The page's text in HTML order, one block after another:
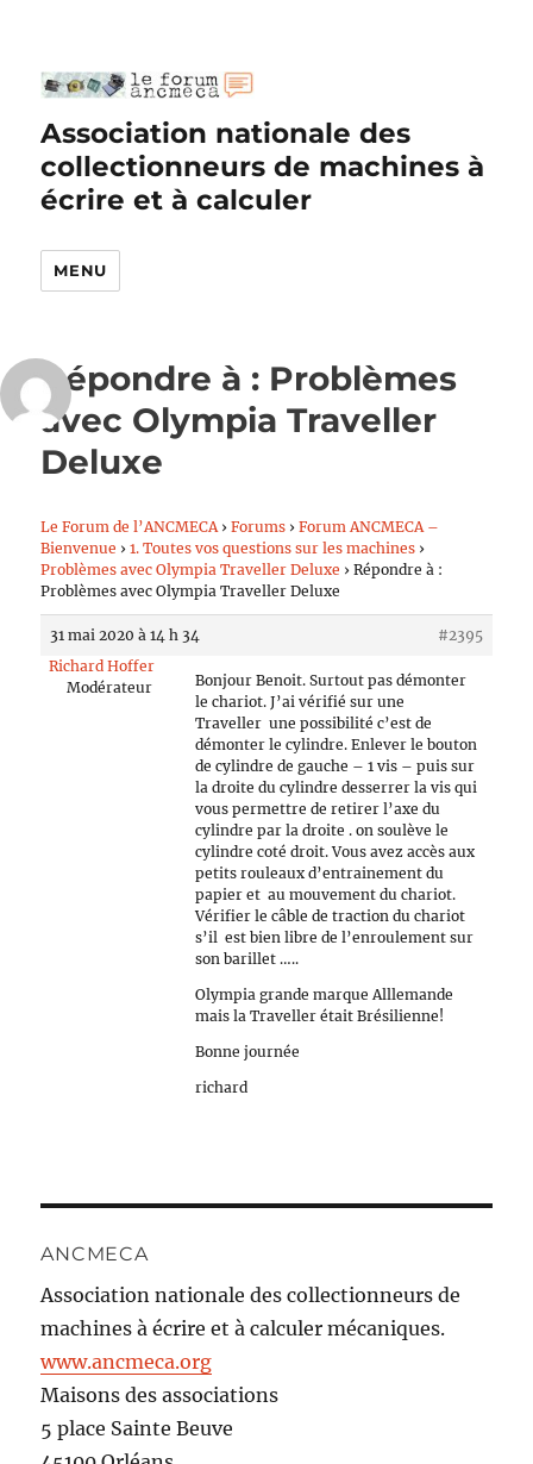
Association nationale des
collectionneurs de machines à
écrire et à calculer
MENU
Répondre à : Problèmes
avec Olympia Traveller
Deluxe
Le Forum de l’ANCMECA › Forums › Forum ANCMECA –
Bienvenue › 1. Toutes vos questions sur les machines ›
Problèmes avec Olympia Traveller Deluxe › Répondre à :
Problèmes avec Olympia Traveller Deluxe
31 mai 2020 à 14 h 34
#2395
Richard Hoffer
Modérateur
Bonjour Benoit. Surtout pas démonter
le chariot. J’ai vérifié sur une
Traveller une possibilité c’est de
démonter le cylindre. Enlever le bouton
de cylindre de gauche – 1 vis – puis sur
la droite du cylindre desserrer la vis qui
vous permettre de retirer l’axe du
cylindre par la droite . on soulève le
cylindre coté droit. Vous avez accès aux
petits rouleaux d’entrainement du
papier et au mouvement du chariot.
Vérifier le câble de traction du chariot
s’il est bien libre de l’enroulement sur
son barillet …..
Olympia grande marque Alllemande
mais la Traveller était Brésilienne!
Bonne journée
richard
ANCMECA
Association nationale des collectionneurs de
machines à écrire et à calculer mécaniques.
www.ancmeca.org
Maisons des associations
5 place Sainte Beuve